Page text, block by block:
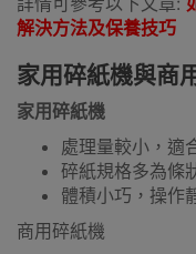
解決方法及保養技巧
家用碎紙機與商
家用碎紙機
處理量較小，適
碎紙規格多為條
體積小巧，操作
商用碎紙機